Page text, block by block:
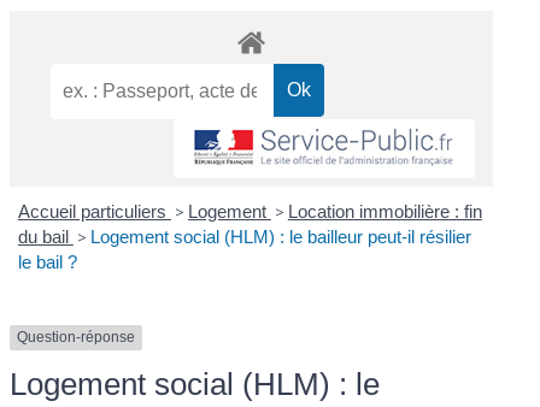
Accueil particuliers > Logement > Location immobilière : fin
du bail > Logement social (HLM) : le bailleur peut-il résilier
le bail ?
Question-réponse
Logement social (HLM) : le